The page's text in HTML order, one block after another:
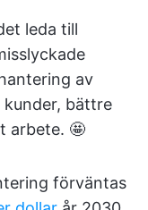
leda till
av
bättre
arbete. 🤩
förväntas